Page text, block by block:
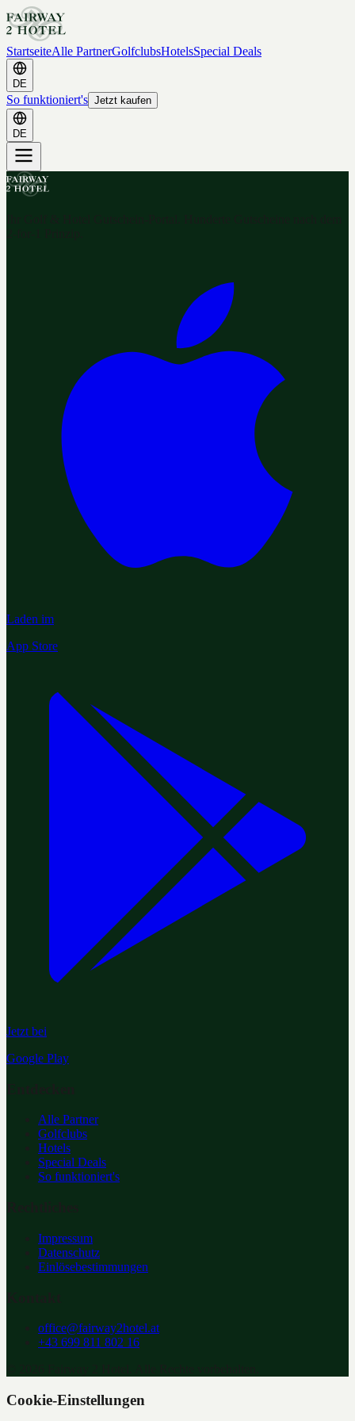
StartseiteAlle PartnerGolfclubsHotelsSpecial Deals
DE
So funktioniert's Jetzt kaufen
DE
Laden im
App Store
Jetzt bei
Google Play
Alle Partner
Golfclubs
Hotels
Special Deals
So funktioniert's
Impressum
Datenschutz
Einlösebestimmungen
office@fairway2hotel.at
+43 699 811 802 16
Cookie-Einstellungen